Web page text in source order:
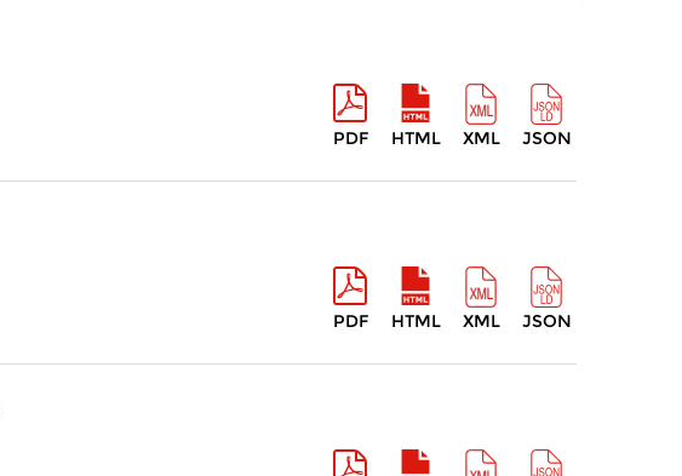
PDF HTML XML JSON
PDF HTML XML JSON